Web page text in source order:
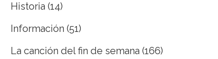
Historia (14)
Información (51)
La canción del fin de semana (166)